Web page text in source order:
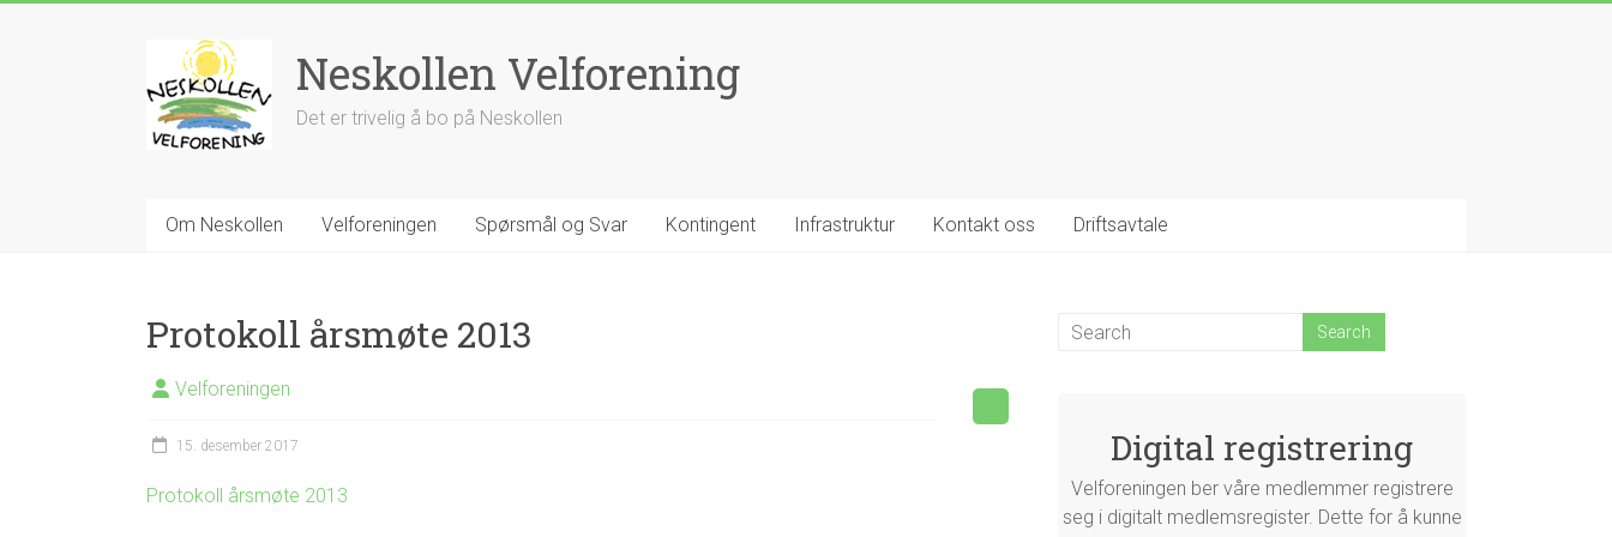
Neskollen Velforening
Det er trivelig å bo på Neskollen
Om Neskollen Velforeningen Spørsmål og Svar Kontingent Infrastruktur Kontakt oss Driftsavtale
Protokoll årsmøte 2013
Velforeningen
15. desember 2017
Protokoll årsmøte 2013
Digital registrering
Velforeningen ber våre medlemmer registrere
seg i digitalt medlemsregister. Dette for å kunne